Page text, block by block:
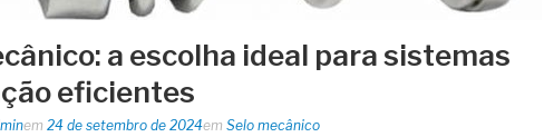
a escolha ideal para sistemas
eficientes
em 24 de setembro de 2024em Selo mecânico